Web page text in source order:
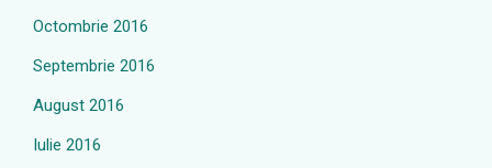
Octombrie 2016
Septembrie 2016
August 2016
Iulie 2016